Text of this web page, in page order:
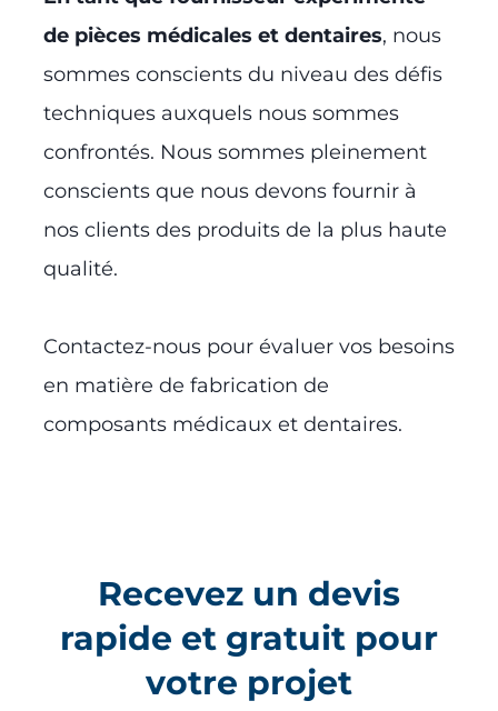
de pièces médicales et dentaires, nous
sommes conscients du niveau des défis
techniques auxquels nous sommes
confrontés. Nous sommes pleinement
conscients que nous devons fournir à
nos clients des produits de la plus haute
qualité.
Contactez-nous pour évaluer vos besoins
en matière de fabrication de
composants médicaux et dentaires.
Recevez un devis
rapide et gratuit pour
votre projet